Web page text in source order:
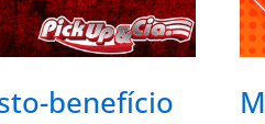
benefício